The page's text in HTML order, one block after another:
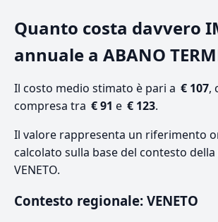
Quanto costa davvero
annuale a ABANO
Il costo medio stimato è pari a € 107,
compresa tra € 91 e € 123.
Il valore rappresenta un riferimento
calcolato sulla base del contesto
VENETO.
Contesto regionale: VENETO